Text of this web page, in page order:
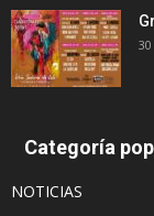
Categoría
NOTICIAS